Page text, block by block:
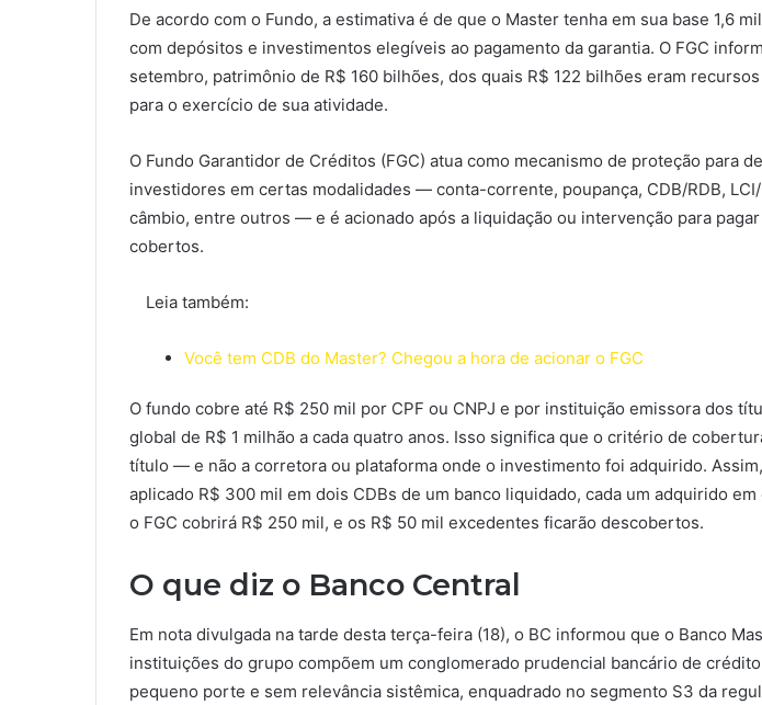
De acordo com o Fundo, a estimativa é de que o Master tenha em sua base 1,6
com depósitos e investimentos elegíveis ao pagamento da garantia. O FGC
setembro, patrimônio de R$ 160 bilhões, dos quais R$ 122 bilhões eram
para o exercício de sua atividade.
O Fundo Garantidor de Créditos (FGC) atua como mecanismo de proteção para
investidores em certas modalidades — conta-corrente, poupança, CDB/RDB,
câmbio, entre outros — e é acionado após a liquidação ou intervenção para
cobertos.
Leia também:
Você tem CDB do Master? Chegou a hora de acionar o FGC
O fundo cobre até R$ 250 mil por CPF ou CNPJ e por instituição emissora dos
global de R$ 1 milhão a cada quatro anos. Isso significa que o critério de
título — e não a corretora ou plataforma onde o investimento foi adquirido.
aplicado R$ 300 mil em dois CDBs de um banco liquidado, cada um adquirido
o FGC cobrirá R$ 250 mil, e os R$ 50 mil excedentes ficarão descobertos.
O que diz o Banco Central
Em nota divulgada na tarde desta terça-feira (18), o BC informou que o Banco
instituições do grupo compõem um conglomerado prudencial bancário de
pequeno porte e sem relevância sistêmica, enquadrado no segmento S3 da